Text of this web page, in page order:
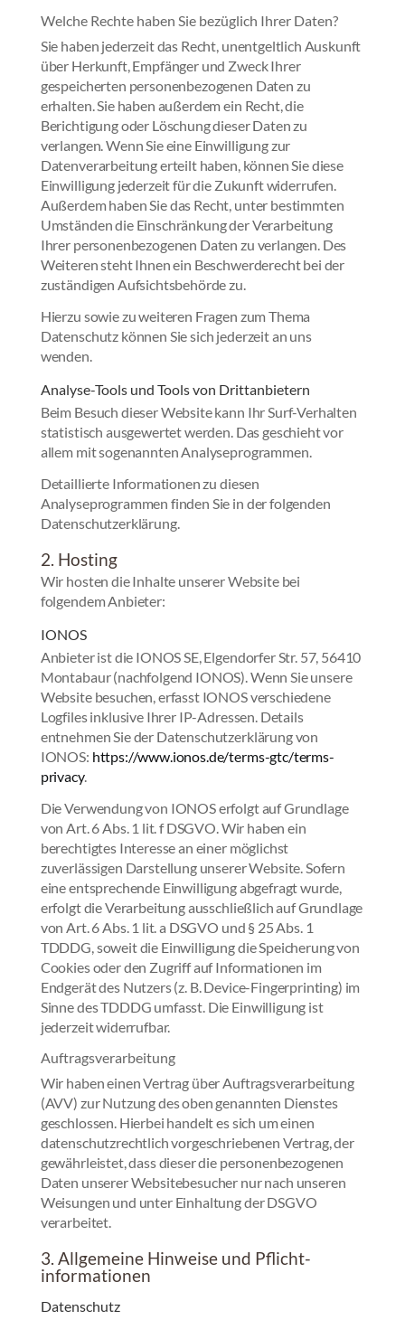
Welche Rechte haben Sie bezüglich Ihrer Daten?
Sie haben jederzeit das Recht, unentgeltlich Auskunft
über Herkunft, Empfänger und Zweck Ihrer
gespeicherten personenbezogenen Daten zu
erhalten. Sie haben außerdem ein Recht, die
Berichtigung oder Löschung dieser Daten zu
verlangen. Wenn Sie eine Einwilligung zur
Datenverarbeitung erteilt haben, können Sie diese
Einwilligung jederzeit für die Zukunft widerrufen.
Außerdem haben Sie das Recht, unter bestimmten
Umständen die Einschränkung der Verarbeitung
Ihrer personenbezogenen Daten zu verlangen. Des
Weiteren steht Ihnen ein Beschwerderecht bei der
zuständigen Aufsichtsbehörde zu.
Hierzu sowie zu weiteren Fragen zum Thema
Datenschutz können Sie sich jederzeit an uns
wenden.
Analyse-Tools und Tools von Dritt­anbietern
Beim Besuch dieser Website kann Ihr Surf-Verhalten
statistisch ausgewertet werden. Das geschieht vor
allem mit sogenannten Analyseprogrammen.
Detaillierte Informationen zu diesen
Analyseprogrammen finden Sie in der folgenden
Datenschutzerklärung.
2. Hosting
Wir hosten die Inhalte unserer Website bei
folgendem Anbieter:
IONOS
Anbieter ist die IONOS SE, Elgendorfer Str. 57, 56410
Montabaur (nachfolgend IONOS). Wenn Sie unsere
Website besuchen, erfasst IONOS verschiedene
Logfiles inklusive Ihrer IP-Adressen. Details
entnehmen Sie der Datenschutzerklärung von
IONOS: https://www.ionos.de/terms-gtc/terms-
privacy.
Die Verwendung von IONOS erfolgt auf Grundlage
von Art. 6 Abs. 1 lit. f DSGVO. Wir haben ein
berechtigtes Interesse an einer möglichst
zuverlässigen Darstellung unserer Website. Sofern
eine entsprechende Einwilligung abgefragt wurde,
erfolgt die Verarbeitung ausschließlich auf Grundlage
von Art. 6 Abs. 1 lit. a DSGVO und § 25 Abs. 1
TDDDG, soweit die Einwilligung die Speicherung von
Cookies oder den Zugriff auf Informationen im
Endgerät des Nutzers (z. B. Device-Fingerprinting) im
Sinne des TDDDG umfasst. Die Einwilligung ist
jederzeit widerrufbar.
Auftragsverarbeitung
Wir haben einen Vertrag über Auftragsverarbeitung
(AVV) zur Nutzung des oben genannten Dienstes
geschlossen. Hierbei handelt es sich um einen
datenschutzrechtlich vorgeschriebenen Vertrag, der
gewährleistet, dass dieser die personenbezogenen
Daten unserer Websitebesucher nur nach unseren
Weisungen und unter Einhaltung der DSGVO
verarbeitet.
3. Allgemeine Hinweise und Pflicht­
informationen
Datenschutz